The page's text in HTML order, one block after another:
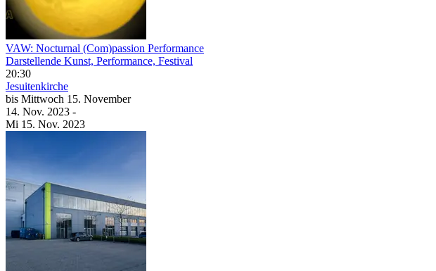
VAW: Nocturnal (Com)passion Performance
Darstellende Kunst, Performance, Festival
20:30
Jesuitenkirche
bis Mittwoch 15. November
14. Nov. 2023 -
Mi 15. Nov. 2023